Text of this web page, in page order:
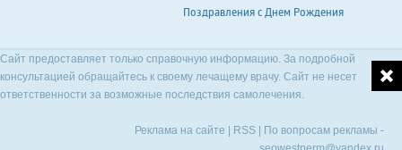
Поздравления с Днем Рождения
Сайт предоставляет только справочную информацию. За подробной
консультацией обращайтесь к своему лечащему врачу. Сайт не несет
ответственности за возможные последствия самолечения.
Реклама на сайте RSS | По вопросам рекламы -